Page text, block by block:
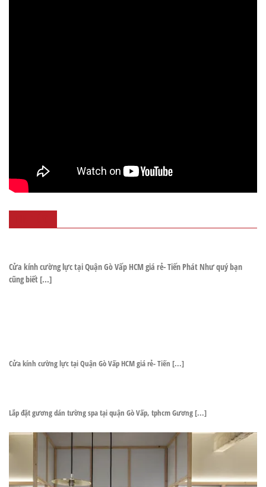
Cửa kính cường lực tại Quận Gò Vấp HCM giá rẻ- Tiến Phát Như quý bạn
cũng biết [...]
Cửa kính cường lực tại Quận Gò Vấp HCM giá rẻ- Tiến [...]
Lắp đặt gương dán tường spa tại quận Gò Vấp, tphcm Gương [...]